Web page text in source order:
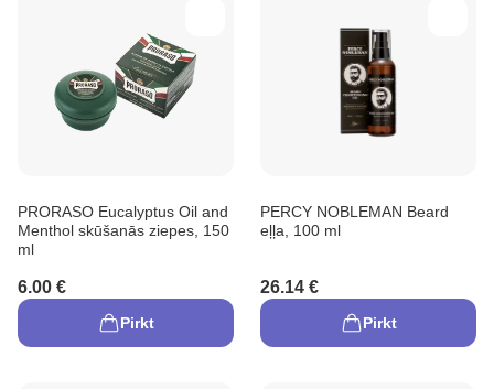
PRORASO Eucalyptus Oil and
Menthol skūšanās ziepes, 150
ml
6.00 €
Pirkt
PERCY NOBLEMAN Beard
eļļa, 100 ml
26.14 €
Pirkt